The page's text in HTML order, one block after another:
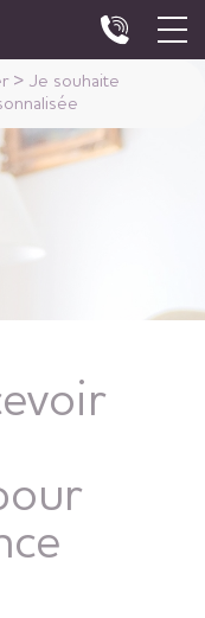
> Je souhaite